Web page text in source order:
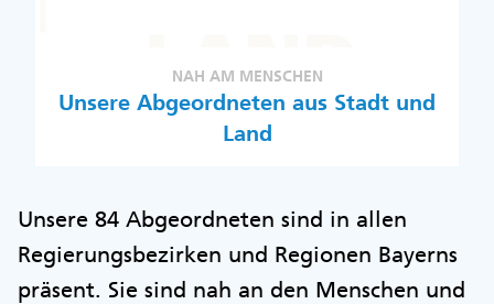
NAH AM MENSCHEN
Unsere Abgeordneten aus Stadt und
Land
Unsere 84 Abgeordneten sind in allen
Regierungsbezirken und Regionen Bayerns
präsent. Sie sind nah an den Menschen und